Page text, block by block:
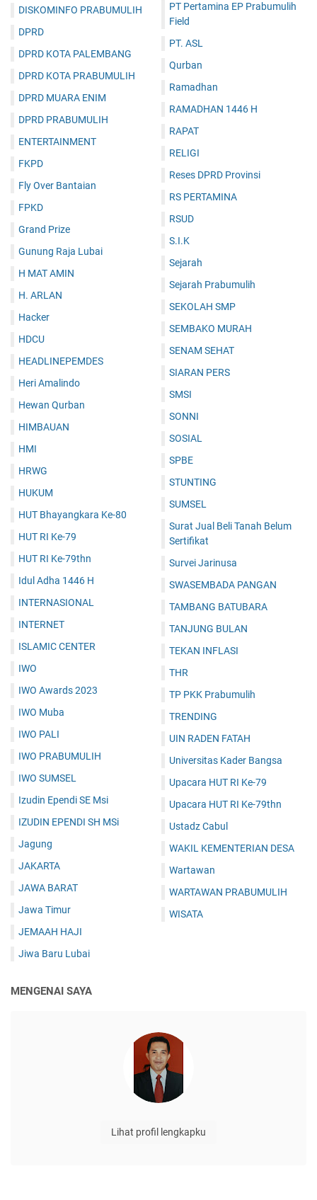
DISKOMINFO PRABUMULIH
DPRD
DPRD KOTA PALEMBANG
DPRD KOTA PRABUMULIH
DPRD MUARA ENIM
DPRD PRABUMULIH
ENTERTAINMENT
FKPD
Fly Over Bantaian
FPKD
Grand Prize
Gunung Raja Lubai
H MAT AMIN
H. ARLAN
Hacker
HDCU
HEADLINEPEMDES
Heri Amalindo
Hewan Qurban
HIMBAUAN
HMI
HRWG
HUKUM
HUT Bhayangkara Ke-80
HUT RI Ke-79
HUT RI Ke-79thn
Idul Adha 1446 H
INTERNASIONAL
INTERNET
ISLAMIC CENTER
IWO
IWO Awards 2023
IWO Muba
IWO PALI
IWO PRABUMULIH
IWO SUMSEL
Izudin Ependi SE Msi
IZUDIN EPENDI SH MSi
Jagung
JAKARTA
JAWA BARAT
Jawa Timur
JEMAAH HAJI
Jiwa Baru Lubai
PT Pertamina EP Prabumulih
Field
PT. ASL
Qurban
Ramadhan
RAMADHAN 1446 H
RAPAT
RELIGI
Reses DPRD Provinsi
RS PERTAMINA
RSUD
S.I.K
Sejarah
Sejarah Prabumulih
SEKOLAH SMP
SEMBAKO MURAH
SENAM SEHAT
SIARAN PERS
SMSI
SONNI
SOSIAL
SPBE
STUNTING
SUMSEL
Surat Jual Beli Tanah Belum
Sertifikat
Survei Jarinusa
SWASEMBADA PANGAN
TAMBANG BATUBARA
TANJUNG BULAN
TEKAN INFLASI
THR
TP PKK Prabumulih
TRENDING
UIN RADEN FATAH
Universitas Kader Bangsa
Upacara HUT RI Ke-79
Upacara HUT RI Ke-79thn
Ustadz Cabul
WAKIL KEMENTERIAN DESA
Wartawan
WARTAWAN PRABUMULIH
WISATA
MENGENAI SAYA
Lihat profil lengkapku